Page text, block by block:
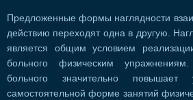
Предложенные формы наглядности
действию переходят одна в другую.
является общим условием
больного физическим
больного значительно
самостоятельной форме занятий